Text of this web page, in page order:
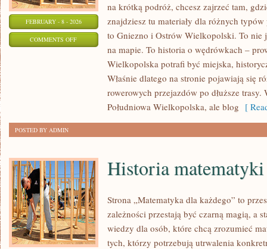
FEBRUARY - 8 - 2026
COMMENTS OFFON
WIELKOPOLSKI
na krótką podróż, chcesz zajrzeć tam,
znajdziesz tu materiały dla różnych
to Gniezno i Ostrów Wielkopolski. To nie
na mapie. To historia o wędrówkach –
Wielkopolska potrafi być miejska,
Właśnie dlatego na stronie pojawiają się
rowerowych przejazdów po dłuższe
Południowa Wielkopolska, ale blog [
POSTED BY ADMIN
Historia matematyki
Strona „Matematyka dla każdego” to
zależności przestają być czarną magią, a
wiedzy dla osób, które chcą zrozumieć
tych, którzy potrzebują utrwalenia